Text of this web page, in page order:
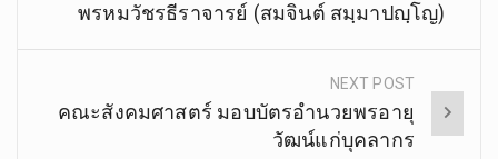
พรหมวัชรธีราจารย์ (สมจินต์ สมฺมาปญฺโญ)
NEXT POST
คณะสังคมศาสตร์ มอบบัตรอำนวยพรอายุ
วัฒน์แก่บุคลากร